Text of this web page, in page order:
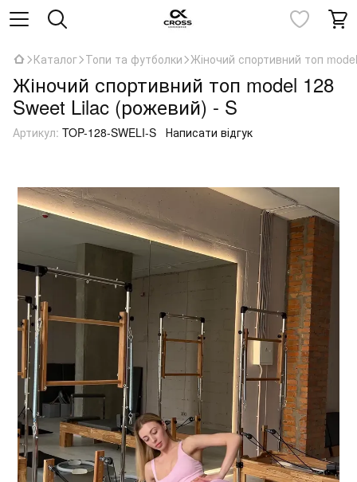
Каталог Топи та футболки Жіночий спортивний топ
Жіночий спортивний топ model 128
Sweet Lilac (рожевий) - S
Артикул: TOP-128-SWELI-S Написати відгук